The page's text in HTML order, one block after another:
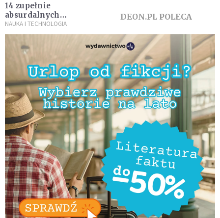
14 zupełnie
absurdalnych
wynalazków
NAUKA I TECHNOLOGIA
DEON.PL POLECA